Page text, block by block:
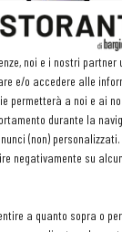
noi e i nostri partner
e/o accedere alle
permetterà a noi e ai
durante la
(non)
negativamente su
a quanto sopra o
di
Sant’Anna
la battuta di
2017 di Bricco dei